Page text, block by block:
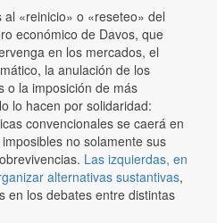
«reinicio» o «reseteo» del
económico de Davos, que
en los mercados, el
la anulación de los
o la imposición de más
lo hacen por solidaridad:
convencionales se caerá en
no solamente sus
Las izquierdas, en
alternativas sustantivas,
en los debates entre distintas